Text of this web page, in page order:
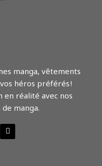
manga, vêtements
héros préférés !
en réalité avec nos
manga.